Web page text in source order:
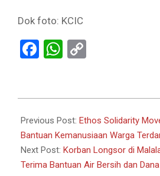
Dok foto: KCIC
Facebook
WhatsApp
12-
23
Previous Post: Ethos Solidarity
Bantuan Kemanusiaan Warga
Next Post: Korban Longsor di
Terima Bantuan Air Bersih dan